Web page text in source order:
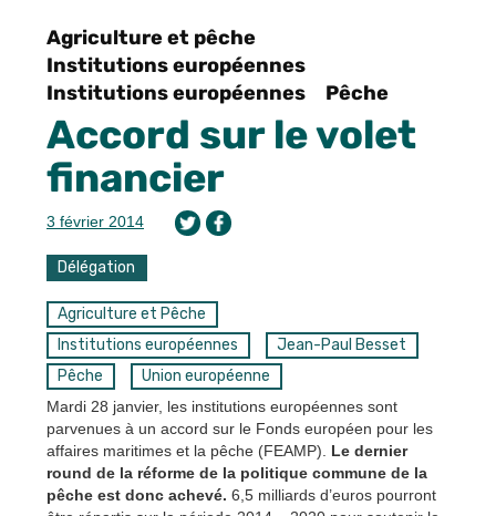
Agriculture et pêche
Institutions européennes
Institutions européennes
Pêche
Accord sur le volet
financier
3 février 2014
Délégation
Agriculture et Pêche
Institutions européennes
Jean-Paul Besset
Pêche
Union européenne
Mardi 28 janvier, les institutions européennes sont
parvenues à un accord sur le Fonds européen pour les
affaires maritimes et la pêche (FEAMP). Le dernier
round de la réforme de la politique commune de la
pêche est donc achevé. 6,5 milliards d’euros pourront